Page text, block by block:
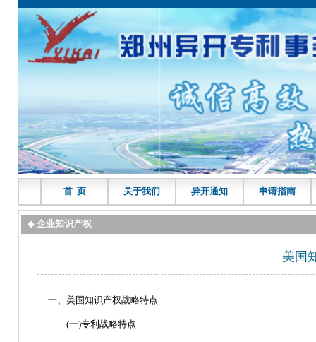
首 页 关于我们 异开通知 申请指南
◆ 企业知识产权
美国
一、美国知识产权战略特点
(一)专利战略特点